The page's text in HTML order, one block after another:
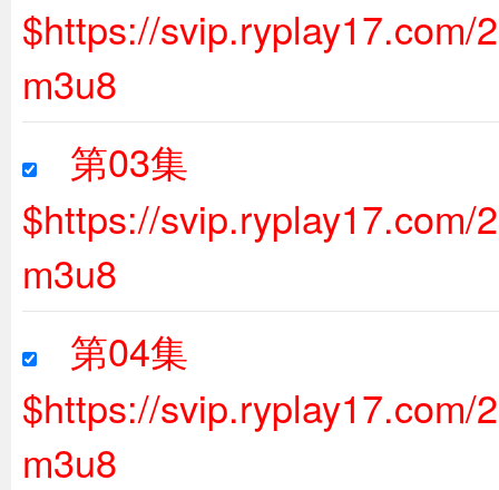
$https://svip.ryplay17.com/
m3u8
第03集
$https://svip.ryplay17.com/
m3u8
第04集
$https://svip.ryplay17.com/
m3u8